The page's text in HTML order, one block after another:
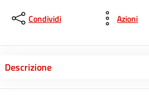
Condividi Azioni
Descrizione